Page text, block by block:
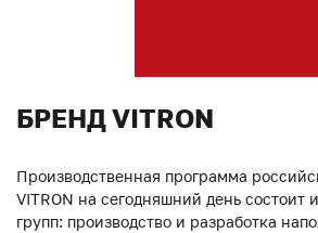
БРЕНД VITRON
Производственная программа
VITRON на сегодняшний день состоит
групп: производство и разработка